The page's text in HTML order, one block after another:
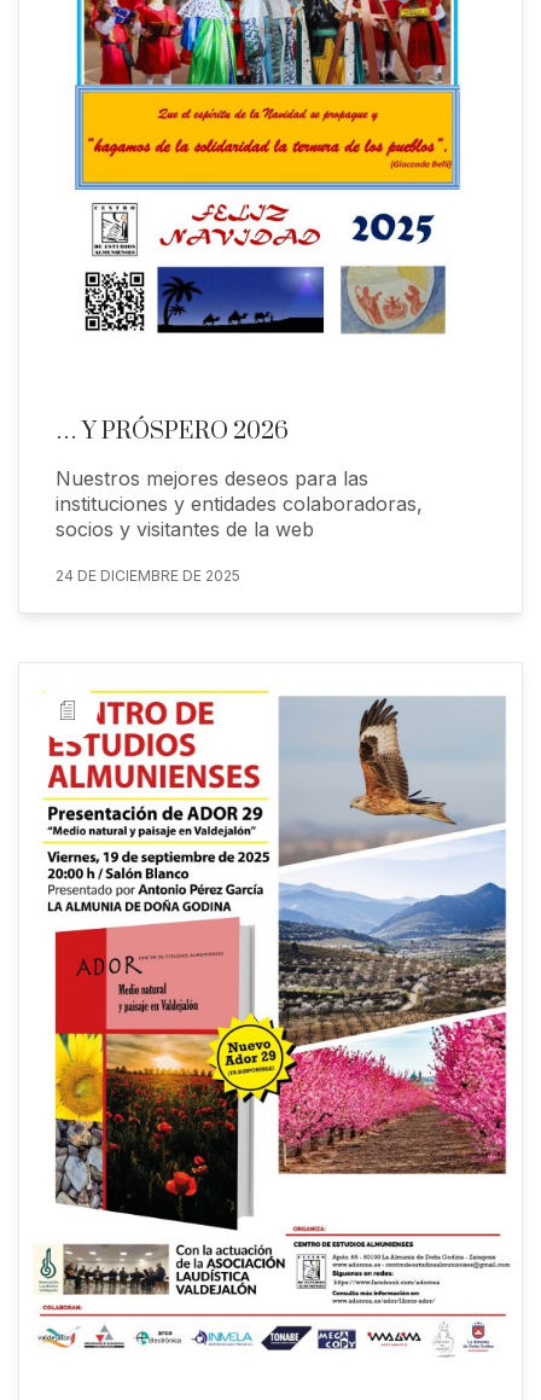
… Y PRÓSPERO 2026
Nuestros mejores deseos para las
instituciones y entidades colaboradoras,
socios y visitantes de la web
24 DE DICIEMBRE DE 2025